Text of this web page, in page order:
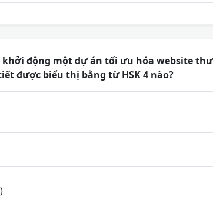
khởi động một dự án tối ưu hóa website
được biểu thị bằng từ HSK 4 nào?